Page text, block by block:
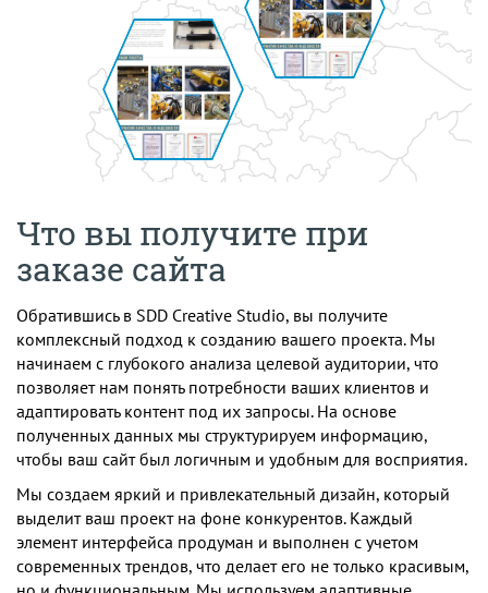
Что вы получите при
заказе сайта
Обратившись в SDD Creative Studio, вы получите
комплексный подход к созданию вашего проекта. Мы
начинаем с глубокого анализа целевой аудитории, что
позволяет нам понять потребности ваших клиентов и
адаптировать контент под их запросы. На основе
полученных данных мы структурируем информацию,
чтобы ваш сайт был логичным и удобным для восприятия.
Мы создаем яркий и привлекательный дизайн, который
выделит ваш проект на фоне конкурентов. Каждый
элемент интерфейса продуман и выполнен с учетом
современных трендов, что делает его не только красивым,